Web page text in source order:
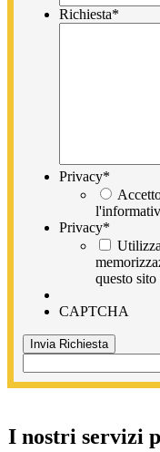
Richiesta*
Privacy*
Privacy*
questo sito
CAPTCHA
I nostri servizi